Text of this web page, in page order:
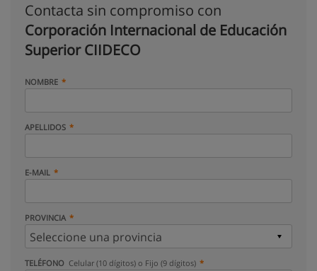
Contacta sin compromiso con
Corporación Internacional de Educación
Superior CIIDECO
NOMBRE
APELLIDOS
E-MAIL
PROVINCIA
TELÉFONO Celular (10 dígitos) o Fijo (9 dígitos)